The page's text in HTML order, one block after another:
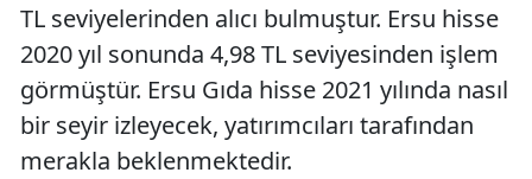
TL seviyelerinden alıcı bulmuştur. Ersu hisse
2020 yıl sonunda 4,98 TL seviyesinden işlem
görmüştür. Ersu Gıda hisse 2021 yılında nasıl
bir seyir izleyecek, yatırımcıları tarafından
merakla beklenmektedir.